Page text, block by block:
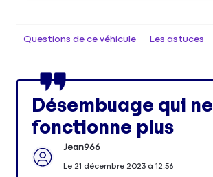
Questions de ce véhicule Les astuces
Désembuage qui ne
fonctionne plus
Jean966
Le 21 décembre 2023à 12:56